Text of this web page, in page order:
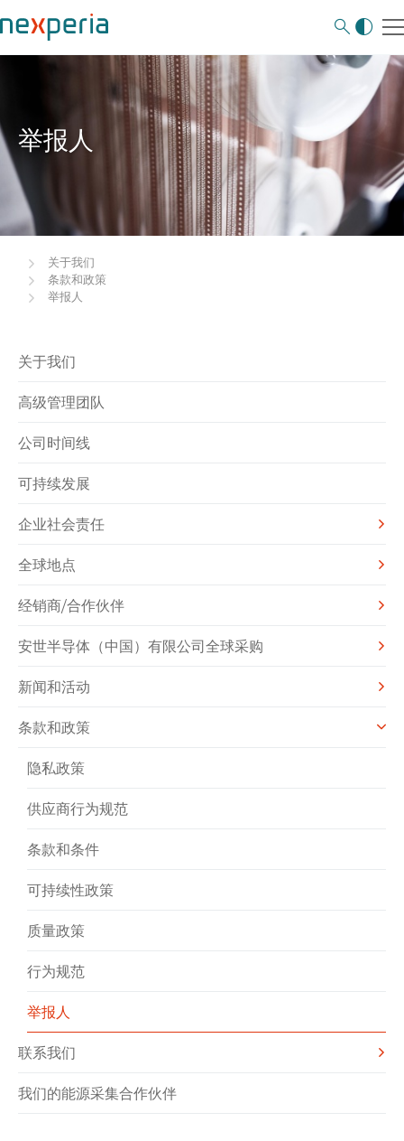
举报人
关于我们
条款和政策
举报人
关于我们
高级管理团队
公司时间线
可持续发展
企业社会责任
全球地点
经销商/合作伙伴
安世半导体（中国）有限公司全球采购
新闻和活动
条款和政策
隐私政策
供应商行为规范
条款和条件
可持续性政策
质量政策
行为规范
举报人
联系我们
我们的能源采集合作伙伴